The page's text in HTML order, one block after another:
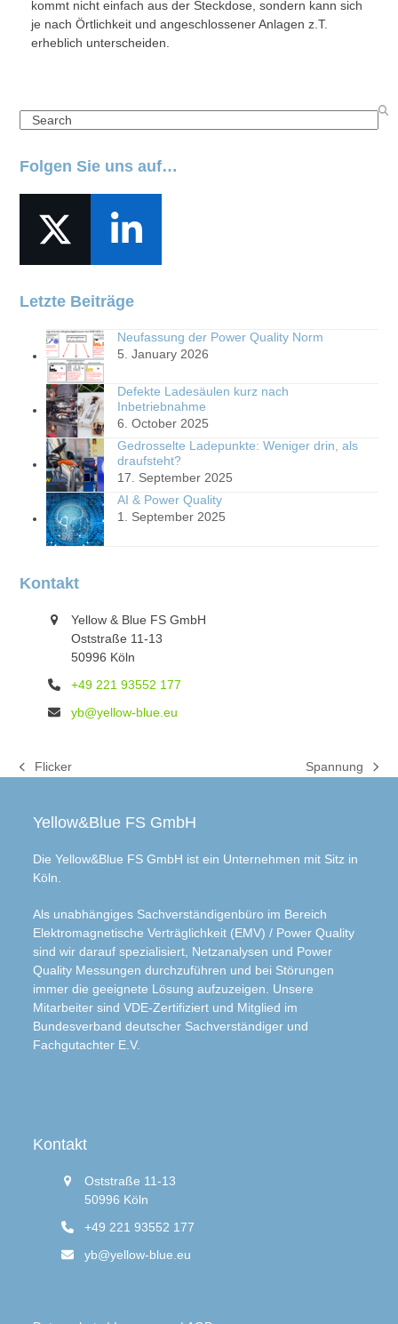
kommt nicht einfach aus der Steckdose, sondern kann sich
je nach Örtlichkeit und angeschlossener Anlagen z.T.
erheblich unterscheiden.
Search
Folgen Sie uns auf…
TwitterLinkedIn
Letzte Beiträge
Neufassung der Power Quality Norm
5. January 2026
Defekte Ladesäulen kurz nach
Inbetriebnahme
6. October 2025
Gedrosselte Ladepunkte: Weniger drin, als
draufsteht?
17. September 2025
AI & Power Quality
1. September 2025
Kontakt
Yellow & Blue FS GmbH
Oststraße 11-13
50996 Köln
+49 221 93552 177
yb@yellow-blue.eu
previous
Flicker
next
Spannung
Yellow&Blue FS GmbH
Die Yellow&Blue FS GmbH ist ein Unternehmen mit Sitz in
Köln.
Als unabhängiges Sachverständigenbüro im Bereich
Elektromagnetische Verträglichkeit (EMV) / Power Quality
sind wir darauf spezialisiert, Netzanalysen und Power
Quality Messungen durchzuführen und bei Störungen
immer die geeignete Lösung aufzuzeigen. Unsere
Mitarbeiter sind VDE-Zertifiziert und Mitglied im
Bundesverband deutscher Sachverständiger und
Fachgutachter E.V.
Kontakt
Oststraße 11-13
50996 Köln
+49 221 93552 177
yb@yellow-blue.eu